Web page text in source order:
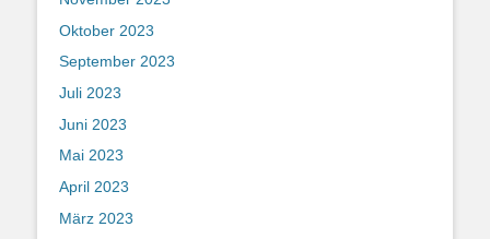
Oktober 2023
September 2023
Juli 2023
Juni 2023
Mai 2023
April 2023
März 2023